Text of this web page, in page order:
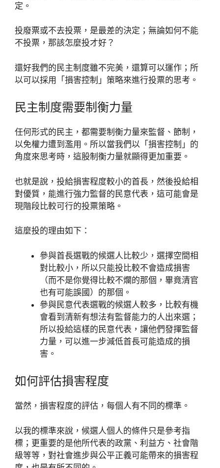
定。
投廢票或不去投票，是最差的決定；無論如何不能
不投票，那該怎麼投才好？
還好我們的民主制度雖不完美，還算可以運作；所
以可以採用「損害控制」策略來進行投票的思考。
民主制度需要制衡力量
任何形式的民主，都需要制衡力量來監督、節制，
以免權力遭到濫用。所以當我們以「損害控制」的
角度來思考時，這股制衡力量就顯得更加重要。
也就是說，投給損害程度較小的首長，然後投給相
對優質，能進行強力監督的民意代表，這可能會是
現階段比較可行的投票策略。
這麼投的理由如下：
參與首長選戰的候選人比較少，選擇空間相
對比較小，所以只能投比較不會造成損害
（而不是你覺得比較不爛的那個，畢竟清官
也有可能誤國）的那個。
參與民意代表選戰的候選人較多，比較有機
會看到清新有想法有監督能力的人出來選；
所以投給這樣的民意代表，讓他們發揮監督
力量，可以進一步減低首長可能造成的損
害。
如何評估損害程度
當然，損害程度的評估，每個人有不同的標準。
以我的標準來說，候選人個人的條件只是參考指
標；更重要的是他所代表的政黨、利益方、社會階
級等等，對社會進步與公平正義可能帶來的損害程